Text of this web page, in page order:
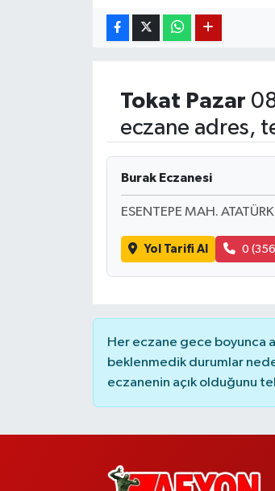
Tokat Pazar
eczane adres,
Burak Eczanesi
ESENTEPE MAH.
Yol Tarifi Al 0
Her eczane gece boyunca
beklenmedik durumlar
eczanenin açık olduğunu